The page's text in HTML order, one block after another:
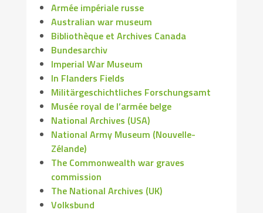
Armée impériale russe
Australian war museum
Bibliothèque et Archives Canada
Bundesarchiv
Imperial War Museum
In Flanders Fields
Militärgeschichtliches Forschungsamt
Musée royal de l’armée belge
National Archives (USA)
National Army Museum (Nouvelle-
Zélande)
The Commonwealth war graves
commission
The National Archives (UK)
Volksbund